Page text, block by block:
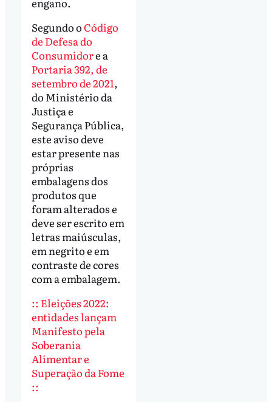
Segundo oCódigo
de Defesa do
Consumidore a
Portaria 392, de
setembro de 2021,
do Ministério da
Justiça e
Segurança Pública,
este aviso deve
estar presente nas
próprias
embalagens dos
produtos que
foram alterados e
deve ser escrito em
letras maiúsculas,
em negrito e em
contraste de cores
com a embalagem.
:: Eleições 2022:
entidades lançam
Manifesto pela
Soberania
Alimentar e
Superação da Fome
::